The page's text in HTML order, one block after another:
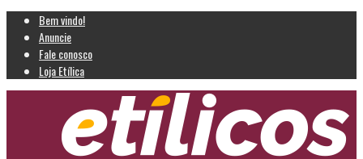
Bem vindo!
Anuncie
Fale conosco
Loja Etílica